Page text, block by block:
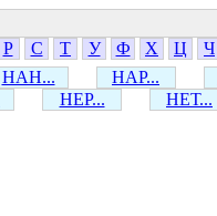
Р С Т У Ф Х Ц Ч
НАН... НАР...
НЕР... НЕТ...